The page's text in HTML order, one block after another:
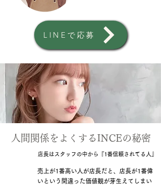
LINEで応募
​人間関係をよくするINCEの秘密
店長はスタッフの中から『1番信頼されてる人』
売上が1番高い人が店長だと、店長が1番偉
いという間違った価値観が芽生えてしまい